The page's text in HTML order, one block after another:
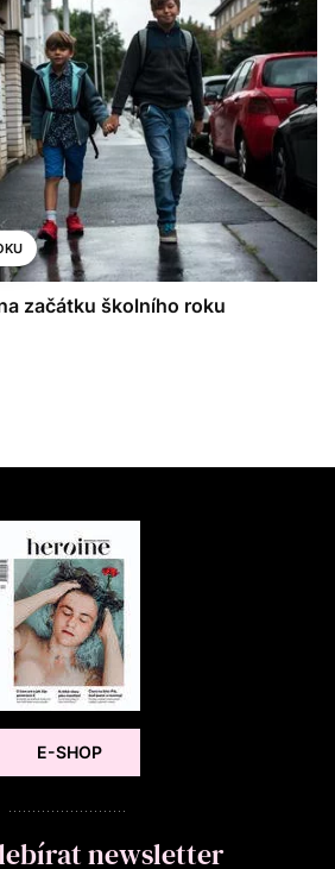
začátku školního roku
E-SHOP
newsletter